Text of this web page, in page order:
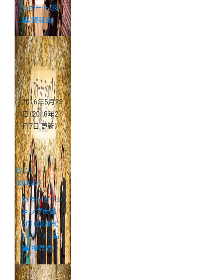
レポート（後
編：懇親会）
2016年5月23
日（2018年2
月7日 更新）
セミナー
（pickup）
カラーミーシ
ョップ大賞
2016授賞式
レポート（前
編：授賞式）